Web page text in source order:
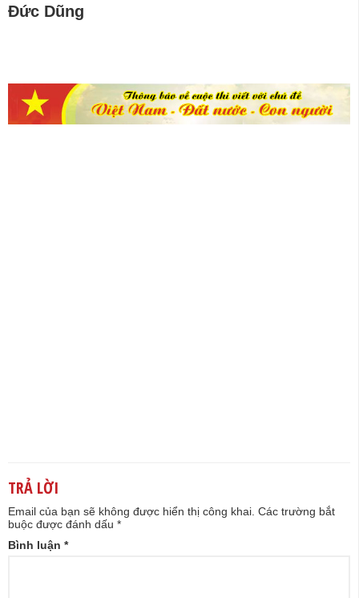
Đức Dũng
TRẢ LỜI
Email của bạn sẽ không được hiển thị công khai. Các trường bắt
buộc được đánh dấu *
Bình luận *